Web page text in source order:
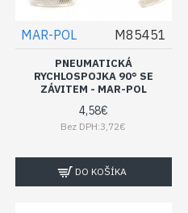
MAR-POL M85451
PNEUMATICKÁ
RYCHLOSPOJKA 90° SE
ZÁVITEM - MAR-POL
4,58€
Bez DPH:3,72€
DO KOŠÍKA